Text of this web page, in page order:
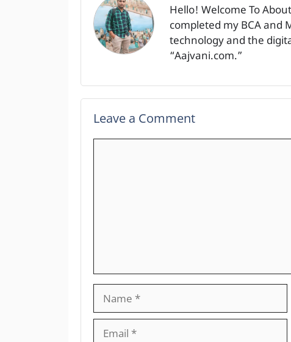
Hello! Welcome To
completed my BCA and
technology and the
“Aajvani.com.”
Leave a Comment